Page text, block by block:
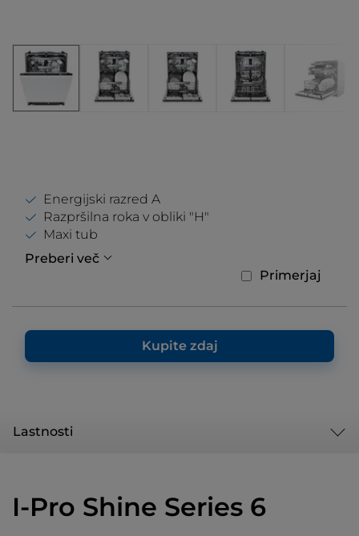
Energijski razred A
Razpršilna roka v obliki "H"
Maxi tub
Preberi več
Primerjaj
Kupite zdaj
Lastnosti
I-Pro Shine Series 6